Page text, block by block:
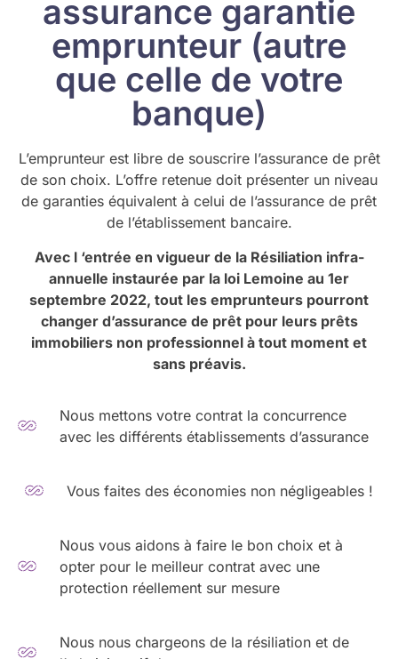
assurance garantie
emprunteur (autre
que celle de votre
banque)
L’emprunteur est libre de souscrire l’assurance de prêt
de son choix. L’offre retenue doit présenter un niveau
de garanties équivalent à celui de l’assurance de prêt
de l’établissement bancaire.
Avec l ‘entrée en vigueur de la Résiliation infra-
annuelle instaurée par la loi Lemoine au 1er
septembre 2022, tout les emprunteurs pourront
changer d’assurance de prêt pour leurs prêts
immobiliers non professionnel à tout moment et
sans préavis.
Nous mettons votre contrat la concurrence
avec les différents établissements d’assurance
Vous faites des économies non négligeables !
Nous vous aidons à faire le bon choix et à
opter pour le meilleur contrat avec une
protection réellement sur mesure
Nous nous chargeons de la résiliation et de